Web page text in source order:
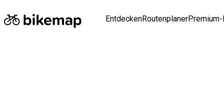
EntdeckenRoutenplaner